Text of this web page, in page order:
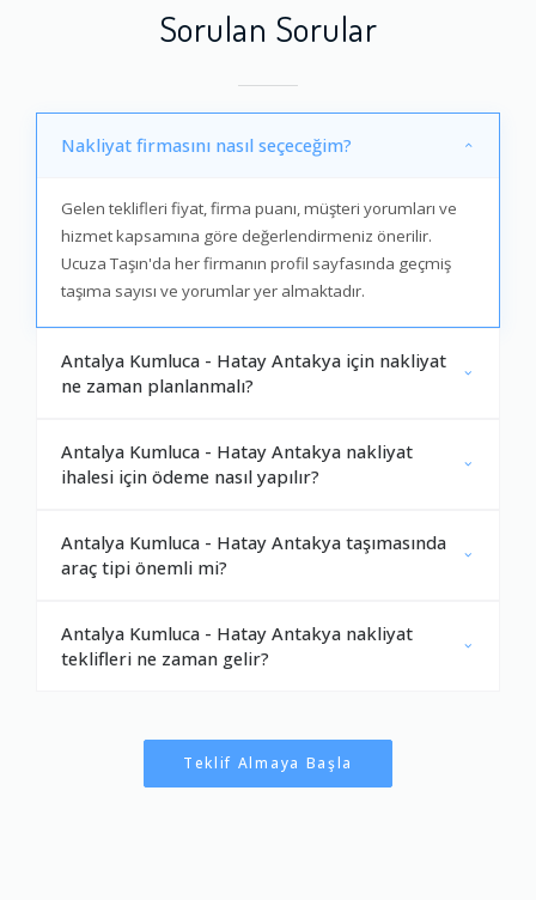
Sorulan Sorular
Nakliyat firmasını nasıl seçeceğim?
Gelen teklifleri fiyat, firma puanı, müşteri yorumları ve
hizmet kapsamına göre değerlendirmeniz önerilir.
Ucuza Taşın'da her firmanın profil sayfasında geçmiş
taşıma sayısı ve yorumlar yer almaktadır.
Antalya Kumluca - Hatay Antakya için nakliyat
ne zaman planlanmalı?
Antalya Kumluca - Hatay Antakya nakliyat
ihalesi için ödeme nasıl yapılır?
Antalya Kumluca - Hatay Antakya taşımasında
araç tipi önemli mi?
Antalya Kumluca - Hatay Antakya nakliyat
teklifleri ne zaman gelir?
Teklif Almaya Başla